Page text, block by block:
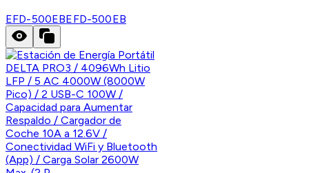
EFD-500EBEFD-500EB